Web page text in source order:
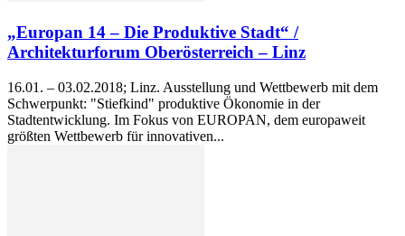
„Europan 14 – Die Produktive Stadt“ /
Architekturforum Oberösterreich – Linz
16.01. – 03.02.2018; Linz. Ausstellung und Wettbewerb mit dem
Schwerpunkt: "Stiefkind" produktive Ökonomie in der
Stadtentwicklung. Im Fokus von EUROPAN, dem europaweit
größten Wettbewerb für innovativen...